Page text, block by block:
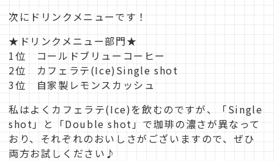
次にドリンクメニューです！
★ドリンクメニュー部門★
1位 コールドブリューコーヒー
2位 カフェラテ(Ice)Single shot
3位 自家製レモンスカッシュ
私はよくカフェラテ(Ice)を飲むのですが、「Single
shot」と「Double shot」で珈琲の濃さが異なって
おり、それぞれのおいしさがございますので、ぜひ
両方お試しください♪